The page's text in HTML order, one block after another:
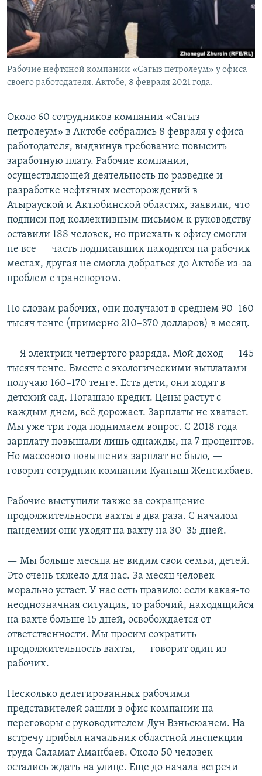
Рабочие нефтяной компании «Сагыз петролеум» у офиса
своего работодателя. Актобе, 8 февраля 2021 года.
Около 60 сотрудников компании «Сагыз
петролеум» в Актобе собрались 8 февраля у офиса
работодателя, выдвинув требование повысить
заработную плату. Рабочие компании,
осуществляющей деятельность по разведке и
разработке нефтяных месторождений в
Атырауской и Актюбинской областях, заявили, что
подписи под коллективным письмом к руководству
оставили 188 человек, но приехать к офису смогли
не все — часть подписавших находятся на рабочих
местах, другая не смогла добраться до Актобе из-за
проблем с транспортом.
По словам рабочих, они получают в среднем 90–160
тысяч тенге (примерно 210–370 долларов) в месяц.
— Я электрик четвертого разряда. Мой доход — 145
тысяч тенге. Вместе с экологическими выплатами
получаю 160–170 тенге. Есть дети, они ходят в
детский сад. Погашаю кредит. Цены растут с
каждым днем, всё дорожает. Зарплаты не хватает.
Мы уже три года поднимаем вопрос. С 2018 года
зарплату повышали лишь однажды, на 7 процентов.
Но массового повышения зарплат не было, —
говорит сотрудник компании Куаныш Женсикбаев.
Рабочие выступили также за сокращение
продолжительности вахты в два раза. С началом
пандемии они уходят на вахту на 30–35 дней.
— Мы больше месяца не видим свои семьи, детей.
Это очень тяжело для нас. За месяц человек
морально устает. У нас есть правило: если какая-то
неоднозначная ситуация, то рабочий, находящийся
на вахте больше 15 дней, освобождается от
ответственности. Мы просим сократить
продолжительность вахты, — говорит один из
рабочих.
Несколько делегированных рабочими
представителей зашли в офис компании на
переговоры с руководителем Дун Вэньсюанем. На
встречу прибыл начальник областной инспекции
труда Саламат Аманбаев. Около 50 человек
остались ждать на улице. Еще до начала встречи